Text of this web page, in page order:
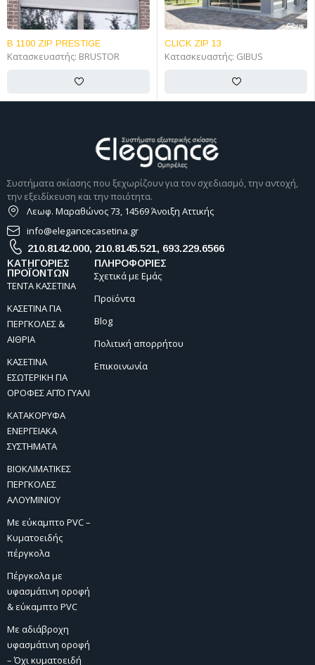
B 1100 ZIP PRESTIGE
Κατασκευαστής: BRUSTOR
CLICK ZIP 13
Κατασκευαστής: GIBUS
Συστήματα σκίασης που ξεχωρίζουν για τον σχεδιασμό, την αντοχή,
την εξειδίκευση και την ποιότητα.
ΚΑΤΗΓΟΡΙΕΣ
ΠΡΟΪΟΝΤΩΝ
ΤΕΝΤΑ ΚΑΣΕΤΙΝΑ
ΚΑΣΕΤΙΝΑ ΓΙΑ
ΠΕΡΓΚΟΛΕΣ &
ΑΙΘΡΙΑ
ΚΑΣΕΤΙΝΑ
ΕΣΩΤΕΡΙΚΗ ΓΙΑ
ΟΡΟΦΕΣ ΑΠΌ ΓΥΑΛΙ
ΚΑΤΑΚΟΡΥΦΑ
ΕΝΕΡΓΕΙΑΚΑ
ΣΥΣΤΗΜΑΤΑ
ΒΙΟΚΛΙΜΑΤΙΚΕΣ
ΠΕΡΓΚΟΛΕΣ
ΑΛΟΥΜΙΝΙΟΥ
Με εύκαμπτο PVC –
Κυματοειδής
πέργκολα
Πέργκολα με
υφασμάτινη οροφή
& εύκαμπτο PVC
Με αδιάβροχη
υφασμάτινη οροφή
– Όχι κυματοειδή
ΠΛΗΡΟΦΟΡΙΕΣ
Σχετικά με Εμάς
Προϊόντα
Blog
Πολιτική απορρήτου
Επικοινωνία
Λεωφ. Μαραθώνος 73, 14569 Άνοιξη Αττικής
info@elegancecasetina.gr
210.8142.000, 210.8145.521, 693.229.6566